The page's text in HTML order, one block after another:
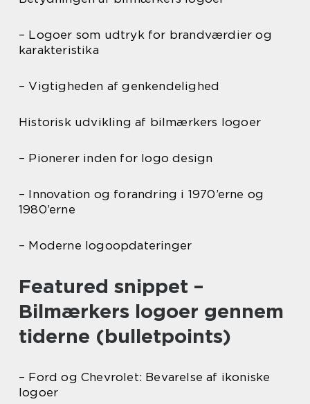
– Logoer som udtryk for brandværdier og
karakteristika
– Vigtigheden af genkendelighed
Historisk udvikling af bilmærkers logoer
– Pionerer inden for logo design
– Innovation og forandring i 1970’erne og
1980’erne
– Moderne logoopdateringer
Featured snippet –
Bilmærkers logoer gennem
tiderne (bulletpoints)
– Ford og Chevrolet: Bevarelse af ikoniske
logoer